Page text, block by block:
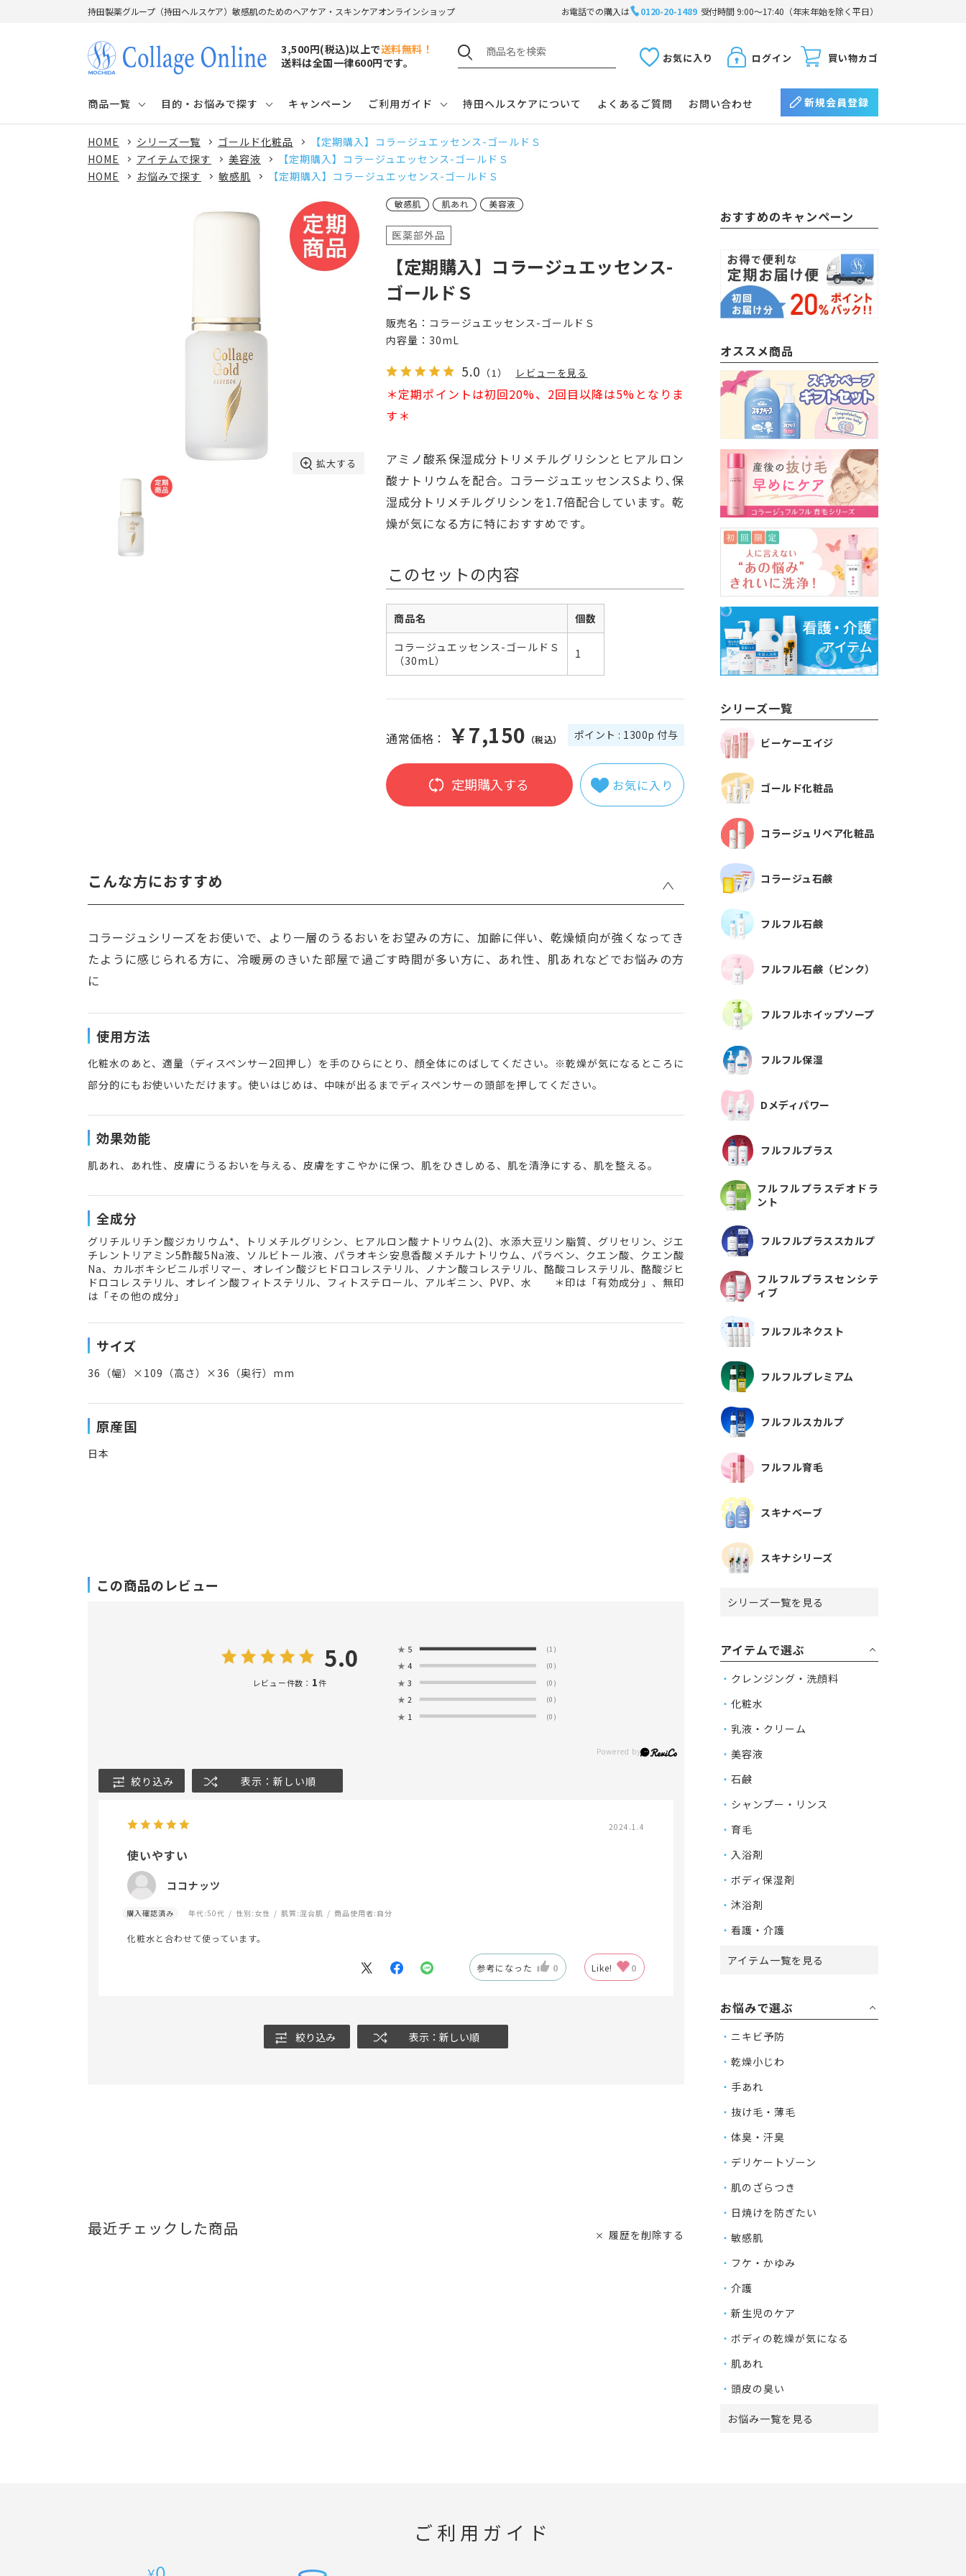
持田製薬グループ（持田ヘルスケア）敏感肌のためのヘアケア・スキンケアオンラインショップ お電話での購入は 0120-20-1489 受付時間 9:00〜17:40（年末年始を除く平日）
3,500円(税込)以上で送料無料！
送料は全国一律600円です。
お気に入り ログイン 買い物カゴ
商品一覧 目的・お悩みで探す キャンペーン ご利用ガイド 持田ヘルスケアについて よくあるご質問 お問い合わせ 新規会員登録
HOME シリーズ一覧 ゴールド化粧品
【定期購入】コラージュエッセンス-ゴールドＳ
HOME
アイテムで探す 美容液
【定期購入】コラージュエッセンス-ゴールドＳ
HOME
お悩みで探す 敏感肌 【定期購入】コラージュエッセンス-ゴールドＳ
拡大する
医薬部外品
【定期購入】コラージュエッセンス-
ゴールドＳ
販売名： コラージュエッセンス-ゴールドＳ
内容量： 30mL
5.0 （1） レビューを見る
＊定期ポイントは初回20%、2回目以降は5%となりま
す＊
アミノ酸系保湿成分トリメチルグリシンとヒアルロン
酸ナトリウムを配合。コラージュエッセンスSより､保
湿成分トリメチルグリシンを1.7倍配合しています。乾
燥が気になる方に特におすすめです。
このセットの内容
商品名
個数
コラージュエッセンス-ゴールドＳ
（30mL）
1
通常価格： ￥7,150 （税込） ポイント : 1300p 付与
定期購入する お気に入り
こんな方におすすめ
コラージュシリーズをお使いで、より一層のうるおいをお望みの方に、加齢に伴い、乾燥傾向が強くなってき
たように感じられる方に、冷暖房のきいた部屋で過ごす時間が多い方に、あれ性、肌あれなどでお悩みの方
に
使用方法
化粧水のあと、適量（ディスペンサー2回押し）を手のひらにとり、顔全体にのばしてください。※乾燥が気になるところに
部分的にもお使いいただけます。使いはじめは、中味が出るまでディスペンサーの頭部を押してください。
効果効能
肌あれ、あれ性、皮膚にうるおいを与える、皮膚をすこやかに保つ、肌をひきしめる、肌を清浄にする、肌を整える。
全成分
グリチルリチン酸ジカリウム*、トリメチルグリシン、ヒアルロン酸ナトリウム(2)、水添大豆リン脂質、グリセリン、ジエ
チレントリアミン5酢酸5Na液、ソルビトール液、パラオキシ安息香酸メチルナトリウム、パラベン、クエン酸、クエン酸
Na、カルボキシビニルポリマー、オレイン酸ジヒドロコレステリル、ノナン酸コレステリル、酪酸コレステリル、酪酸ジヒ
ドロコレステリル、オレイン酸フィトステリル、フィトステロール、アルギニン、PVP、水 ＊印は「有効成分」、無印
は「その他の成分」
サイズ
36（幅）×109（高さ）×36（奥行）mm
原産国
日本
この商品のレビュー
5.0
レビュー件数： 1件
★ 5 (1)
★ 4 (0)
★ 3 (0)
★ 2 (0)
★ 1 (0)
絞り込み 表示：新しい順
2024.1.4
使いやすい
ココナッツ
購入確認済み 年代:50代 性別: 女性 肌質:混合肌 商品使用者: 自分
化粧水と合わせて使っています。
参考になった 0 Like! 0
絞り込み 表示：新しい順
おすすめのキャンペーン
オススメ商品
シリーズ一覧
ビーケーエイジ
ゴールド化粧品
コラージュリペア化粧品
コラージュ石鹸
フルフル石鹸
フルフル石鹸（ピンク）
フルフルホイップソープ
フルフル保湿
Dメディパワー
フルフルプラス
フルフルプラスデオドラ
ント
フルフルプラススカルプ
フルフルプラスセンシテ
ィブ
フルフルネクスト
フルフルプレミアム
フルフルスカルプ
フルフル育毛
スキナベーブ
スキナシリーズ
シリーズ一覧を見る
アイテムで選ぶ
クレンジング・洗顔料
化粧水
乳液・クリーム
美容液
石鹸
シャンプー・リンス
育毛
入浴剤
ボディ保湿剤
沐浴剤
看護・介護
アイテム一覧を見る
お悩みで選ぶ
ニキビ予防
乾燥小じわ
手あれ
抜け毛・薄毛
体臭・汗臭
デリケートゾーン
肌のざらつき
日焼けを防ぎたい
敏感肌
フケ・かゆみ
介護
新生児のケア
ボディの乾燥が気になる
肌あれ
頭皮の臭い
お悩み一覧を見る
最近チェックした商品 履歴を削除する
ご利用ガイド